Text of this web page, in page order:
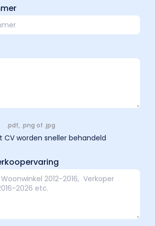
.pdf, .png of .jpg
CV worden sneller behandeld